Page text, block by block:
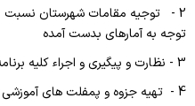
کارپردازی
روابط عمومی
تاسیسات
کنترل عفونت
دبیرخانه و بایگانی
سلامت نوجوانان مدارس
درآمد
2 - توجیه مقامات شهرستان نسبت
توجه به آمارهای بدست آمده
3 - نظارت و پیگیری و اجراء کلیه برنامه های بیماریهای واگیروغیر واگیر
4 - تهیه جزوه و پمفلت های آموزشی جهت گروههای هدف ودر معرض خطر